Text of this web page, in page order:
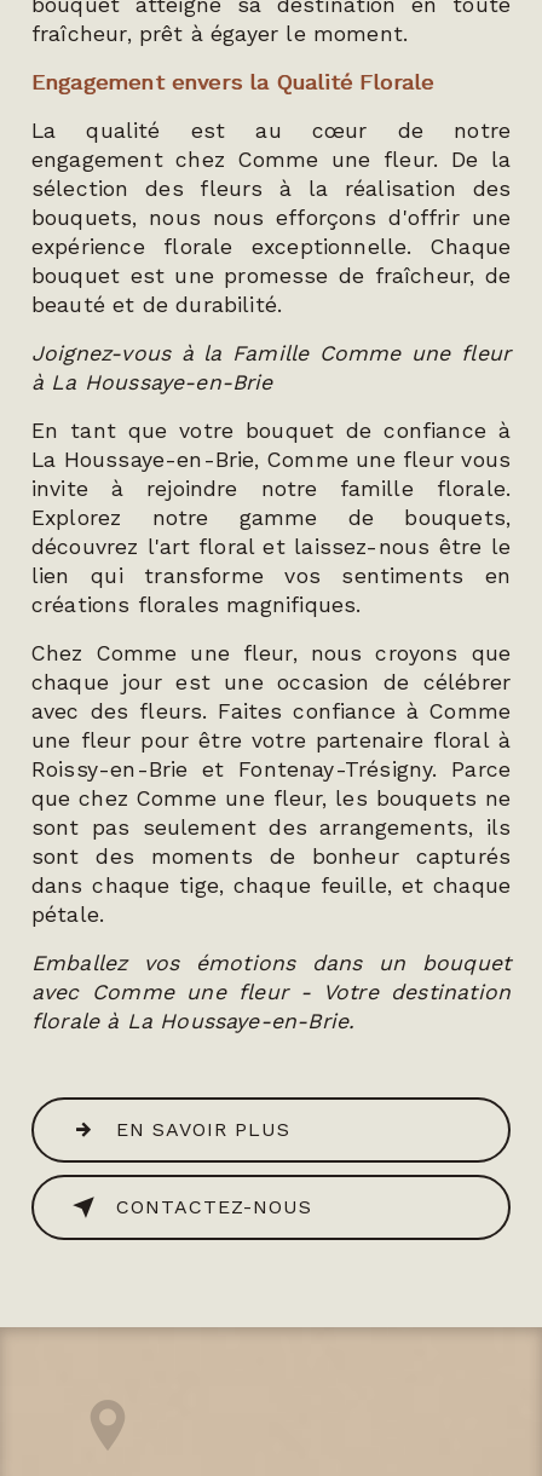
bouquet atteigne sa destination en toute
fraîcheur, prêt à égayer le moment.
Engagement envers la Qualité Florale
La qualité est au cœur de notre
engagement chez Comme une fleur. De la
sélection des fleurs à la réalisation des
bouquets, nous nous efforçons d'offrir une
expérience florale exceptionnelle. Chaque
bouquet est une promesse de fraîcheur, de
beauté et de durabilité.
Joignez-vous à la Famille Comme une fleur
à La Houssaye-en-Brie
En tant que votre bouquet de confiance à
La Houssaye-en-Brie, Comme une fleur vous
invite à rejoindre notre famille florale.
Explorez notre gamme de bouquets,
découvrez l'art floral et laissez-nous être le
lien qui transforme vos sentiments en
créations florales magnifiques.
Chez Comme une fleur, nous croyons que
chaque jour est une occasion de célébrer
avec des fleurs. Faites confiance à Comme
une fleur pour être votre partenaire floral à
Roissy-en-Brie et Fontenay-Trésigny. Parce
que chez Comme une fleur, les bouquets ne
sont pas seulement des arrangements, ils
sont des moments de bonheur capturés
dans chaque tige, chaque feuille, et chaque
pétale.
Emballez vos émotions dans un bouquet
avec Comme une fleur - Votre destination
florale à La Houssaye-en-Brie.
EN SAVOIR PLUS
CONTACTEZ-NOUS